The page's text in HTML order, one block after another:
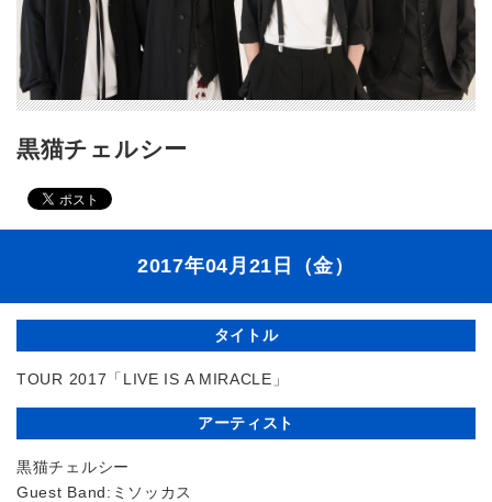
黒猫チェルシー
2017年04月21日（金）
タイトル
TOUR 2017「LIVE IS A MIRACLE」
アーティスト
黒猫チェルシー
Guest Band:ミソッカス